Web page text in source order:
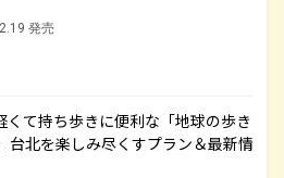
発売
くて持ち歩きに便利な「地球の歩き
台北を楽しみ尽くすプラン＆最新情